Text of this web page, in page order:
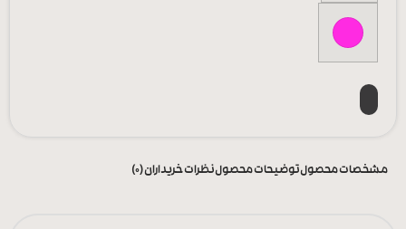
مشخصات محصولتوضیحات محصولنظرات خریداران (0)